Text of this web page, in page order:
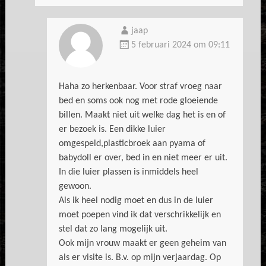
jaap
5 februari 2024 om 09:11
Haha zo herkenbaar. Voor straf vroeg naar
bed en soms ook nog met rode gloeiende
billen. Maakt niet uit welke dag het is en of
er bezoek is. Een dikke luier
omgespeld,plasticbroek aan pyama of
babydoll er over, bed in en niet meer er uit.
In die luier plassen is inmiddels heel
gewoon.
Als ik heel nodig moet en dus in de luier
moet poepen vind ik dat verschrikkelijk en
stel dat zo lang mogelijk uit.
Ook mijn vrouw maakt er geen geheim van
als er visite is. B.v. op mijn verjaardag. Op